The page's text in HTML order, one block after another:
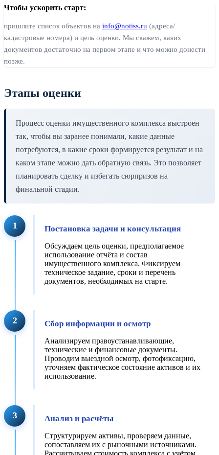
Чтобы ускорить старт:
пришлите список объектов на info@notiss.ru (адреса/
кадастровые номера) и цель оценки. Мы скажем, каких
документов достаточно на первом этапе и что можно донести
позже.
Этапы оценки
Процесс оценки имущественного комплекса выстроен
так, чтобы вы заранее понимали, какие данные
потребуются, в какие сроки формируется результат и на
каком этапе можно дать обратную связь. Это позволяет
планировать сделку и избегать сюрпризов на
финальной стадии.
1 Постановка задачи и консультация
Обсуждаем цель оценки, предполагаемое
использование отчёта и состав
имущественного комплекса. Фиксируем
техническое задание, сроки и перечень
документов, необходимых на старте.
2 Сбор информации и осмотр
Анализируем правоустанавливающие,
технические и финансовые документы.
Проводим выездной осмотр, фотофиксацию,
уточняем фактическое состояние активов и их
использование.
3 Анализ и расчёты
Структурируем активы, проверяем данные,
сопоставляем их с рыночными источниками.
Рассчитываем стоимость комплекса с учётом